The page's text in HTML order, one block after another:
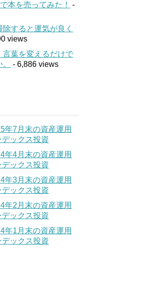
本を売ってみた！
-
すると運気が良く
views
言葉を変えるだけで
- 6,886 views
年7月末の資産運用
ックス投資
年4月末の資産運用
ックス投資
年3月末の資産運用
ックス投資
年2月末の資産運用
ックス投資
年1月末の資産運用
ックス投資